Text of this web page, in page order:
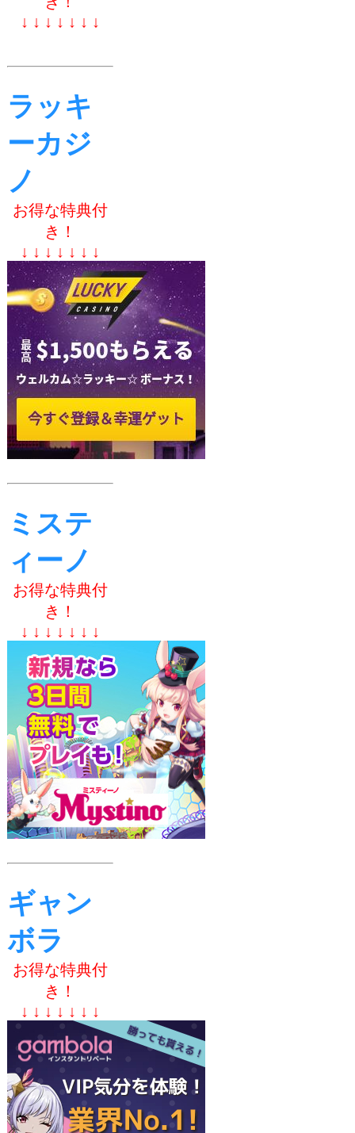
↓ ↓ ↓ ↓ ↓ ↓ ↓
ラッキ
ーカジ
ノ
お得な特典付
き！
↓ ↓ ↓ ↓ ↓ ↓ ↓
ミステ
ィーノ
お得な特典付
き！
↓ ↓ ↓ ↓ ↓ ↓ ↓
ギャン
ボラ
お得な特典付
き！
↓ ↓ ↓ ↓ ↓ ↓ ↓